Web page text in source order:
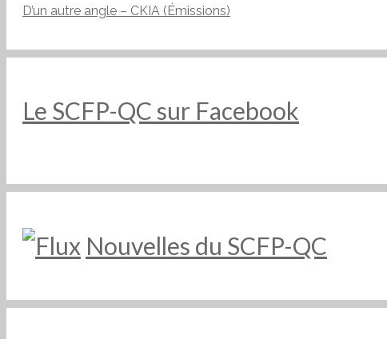
D’un autre angle – CKIA (Émissions)
Le SCFP-QC sur Facebook
Nouvelles du SCFP-QC